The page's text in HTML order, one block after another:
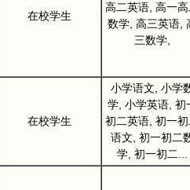
在校学生
高二英语, 高一
数学, 高三英语,
三数学,
在校学生
小学语文, 小学
学, 小学英语, 初
初二英语, 初一
语文, 初一初二
学, 初一初二...